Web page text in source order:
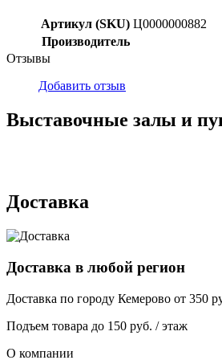
Артикул (SKU) Ц0000000882
Производитель
Отзывы
Добавить отзыв
Выставочные залы и
Доставка
Доставка в любой регион
Доставка по городу Кемерово от 350
Подъем товара до 150 руб. / этаж
О компании